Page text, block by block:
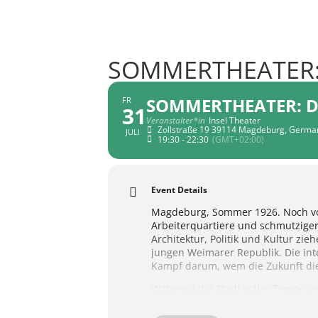
FR
31
JULI
SOMMERTHEATER:
Veranstalter*in Insel Theater
Zollstraße 19 39114 Magdeburg,
19:30 - 22:30 (GMT+02:00)
Event Details
Magdeburg, Sommer 1926. Noch
Arbeiterquartiere und
Architektur, Politik und Kultur
jungen Weimarer Republik. Die
Kampf darum, wem die Zukunft